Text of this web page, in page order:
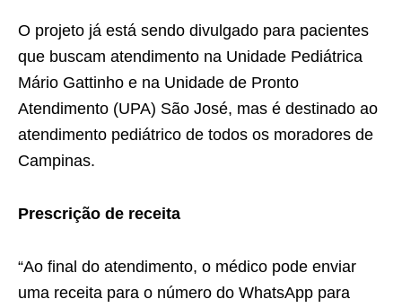
O projeto já está sendo divulgado para pacientes
que buscam atendimento na Unidade Pediátrica
Mário Gattinho e na Unidade de Pronto
Atendimento (UPA) São José, mas é destinado ao
atendimento pediátrico de todos os moradores de
Campinas.
Prescrição de receita
“Ao final do atendimento, o médico pode enviar
uma receita para o número do WhatsApp para